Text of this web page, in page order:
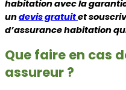
habitation avec la
un devis gratuit et
d’assurance habitation
Que faire en cas
assureur ?